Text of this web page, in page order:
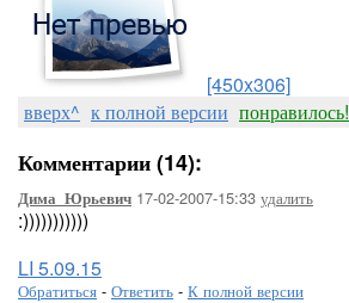
[450x306]
вверх^ к полной версии понравилось!
Комментарии (14):
Дима_Юрьевич 17-02-2007-15:33 удалить
:)))))))))))
LI 5.09.15
Обратиться - Ответить - К полной версии